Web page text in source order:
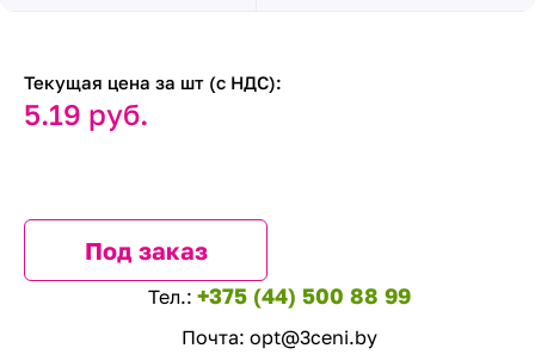
Текущая цена за шт (с НДС):
5.19 руб.
Под заказ
Тел.: +375 (44) 500 88 99
Почта: opt@3ceni.by